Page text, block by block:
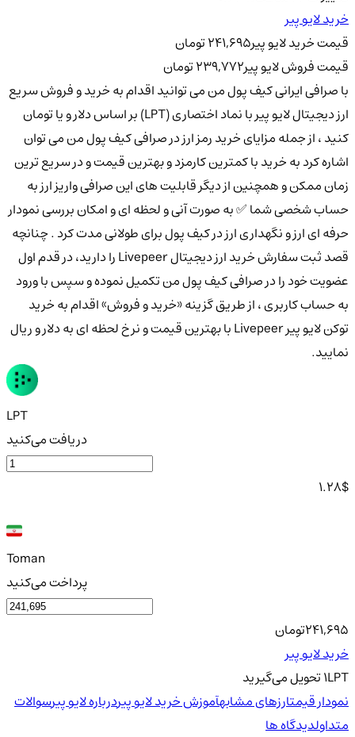
خرید لایو پیر
قیمت خرید لایو پیر241,695تومان
قیمت فروش لایو پیر239,772تومان
با صرافی ایرانی کیف پول من می توانید اقدام به خرید و فروش سریع
ارز دیجیتال لایو پیر با نماد اختصاری (LPT) بر اساس دلار و یا تومان
کنید ، از جمله مزایای خرید رمز ارز در صرافی کیف پول من می توان
اشاره کرد به خرید با کمترین کارمزد و بهترین قیمت و در سریع ترین
زمان ممکن و همچنین از دیگر قابلیت های این صرافی واریز ارز به
حساب شخصی شما ✅ به صورت آنی و لحظه ای و امکان بررسی نمودار
حرفه ای ارز و نگهداری ارز در کیف پول برای طولانی مدت کرد . چنانچه
قصد ثبت سفارش خرید ارز دیجیتال Livepeer را دارید، در قدم اول
عضویت خود را در صرافی کیف پول من تکمیل نموده و سپس با ورود
به حساب کاربری ، از طریق گزینه «خرید و فروش» اقدام به خرید
توکن لایو پیر Livepeer با بهترین قیمت و نرخ لحظه ای به دلار و ریال
نمایید.
LPT
دریافت می‌کنید
1.28$
Toman
پرداخت می‌کنید
241,695تومان
خرید لایو پیر
1LPT تحویلمی‌گیرید
نمودار قیمتارزهای مشابهآموزش خرید لایو پیردرباره لایو پیرسوالات
متداولدیدگاه ها